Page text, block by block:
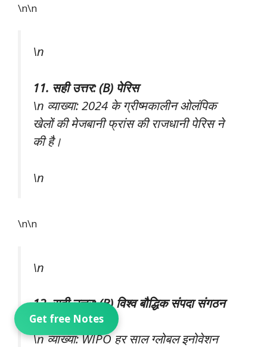
Get free Notes
\n\n
\n
11. सही उत्तर: (B) पेरिस
\n व्याख्या: 2024 के ग्रीष्मकालीन ओलंपिक
खेलों की मेजबानी फ्रांस की राजधानी पेरिस ने
की है।
\n
\n\n
\n
12. सही उत्तर: (B) विश्व बौद्धिक संपदा संगठन
(WIPO)
\n व्याख्या: WIPO हर साल ग्लोबल इनोवेशन